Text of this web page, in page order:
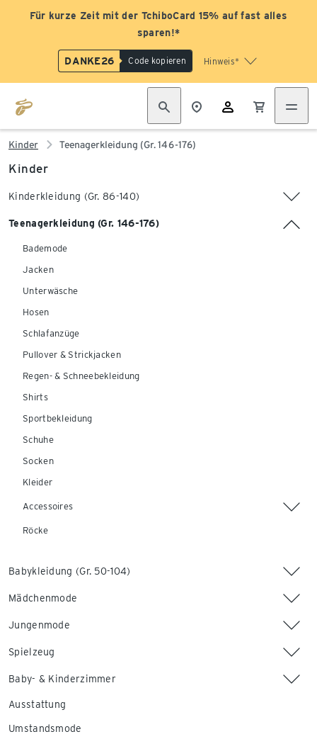
Für kurze Zeit mit der TchiboCard 15% auf fast alles
sparen!*
DANKE26 Code kopieren Hinweis*
Kinder Teenagerkleidung (Gr. 146-176)
Kinder
Kinderkleidung (Gr. 86-140)
Teenagerkleidung (Gr. 146-176)
Bademode
Jacken
Unterwäsche
Hosen
Schlafanzüge
Pullover & Strickjacken
Regen- & Schneebekleidung
Shirts
Sportbekleidung
Schuhe
Socken
Kleider
Accessoires
Röcke
Babykleidung (Gr. 50-104)
Mädchenmode
Jungenmode
Spielzeug
Baby- & Kinderzimmer
Ausstattung
Umstandsmode